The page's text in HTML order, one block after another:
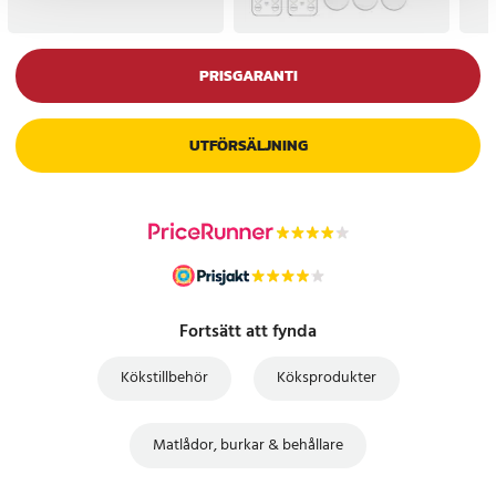
PRISGARANTI
UTFÖRSÄLJNING
Fortsätt att fynda
Kökstillbehör Köksprodukter
Matlådor, burkar & behållare